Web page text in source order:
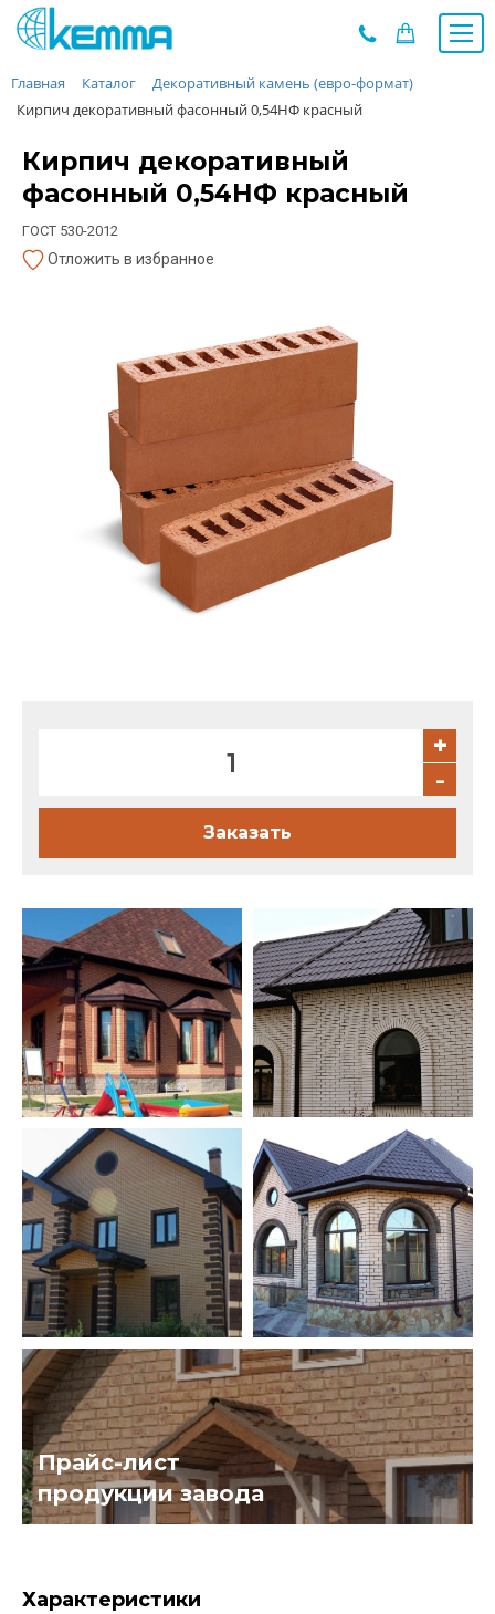
Каталог
Прайс
О заводе
Новости
Контакты
Дилеры
Мероприятия при НМУ
Предложения к зачёту
Сертификаты
Личный кабинет
Главная Каталог
Декоративный камень (евро-формат)
Кирпич декоративный фасонный 0,54НФ красный
Кирпич декоративный
фасонный 0,54НФ красный
ГОСТ 530-2012
Отложить в избранное
+
-
Заказать
Прайс-лист
продукции завода
Характеристики